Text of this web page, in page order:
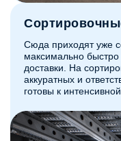
Сюда приходят уже
максимально
доставки. На
аккуратных и
готовы к